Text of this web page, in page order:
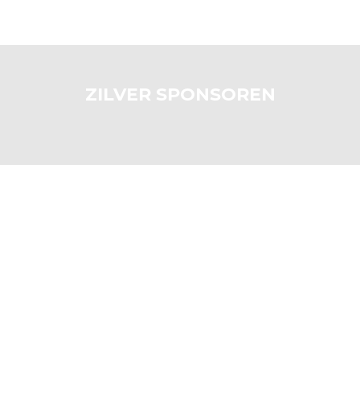
ZILVER SPONSOREN